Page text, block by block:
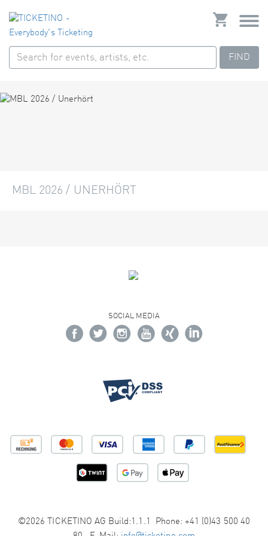
FIND
MBL 2026 / UNERHÖRT
SOCIAL MEDIA
©2026 TICKETINO AG Build:1.1.1 Phone: +41 (0)43 500 40